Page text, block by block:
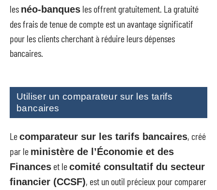
les néo-banques les offrent gratuitement. La gratuité
des frais de tenue de compte est un avantage significatif
pour les clients cherchant à réduire leurs dépenses
bancaires.
Utiliser un comparateur sur les tarifs
bancaires
Lecomparateur sur les tarifs bancaires, créé
par le ministère de l’Économie et des
Finances et lecomité consultatif du secteur
financier (CCSF), est un outil précieux pour comparer